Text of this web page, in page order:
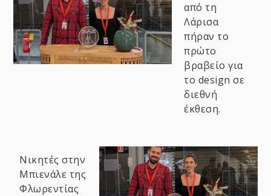
από τη
Λάρισα
πήραν το
πρώτο
βραβείο για
το design σε
διεθνή
έκθεση.
Νικητές στην
Μπιενάλε της
Φλωρεντίας